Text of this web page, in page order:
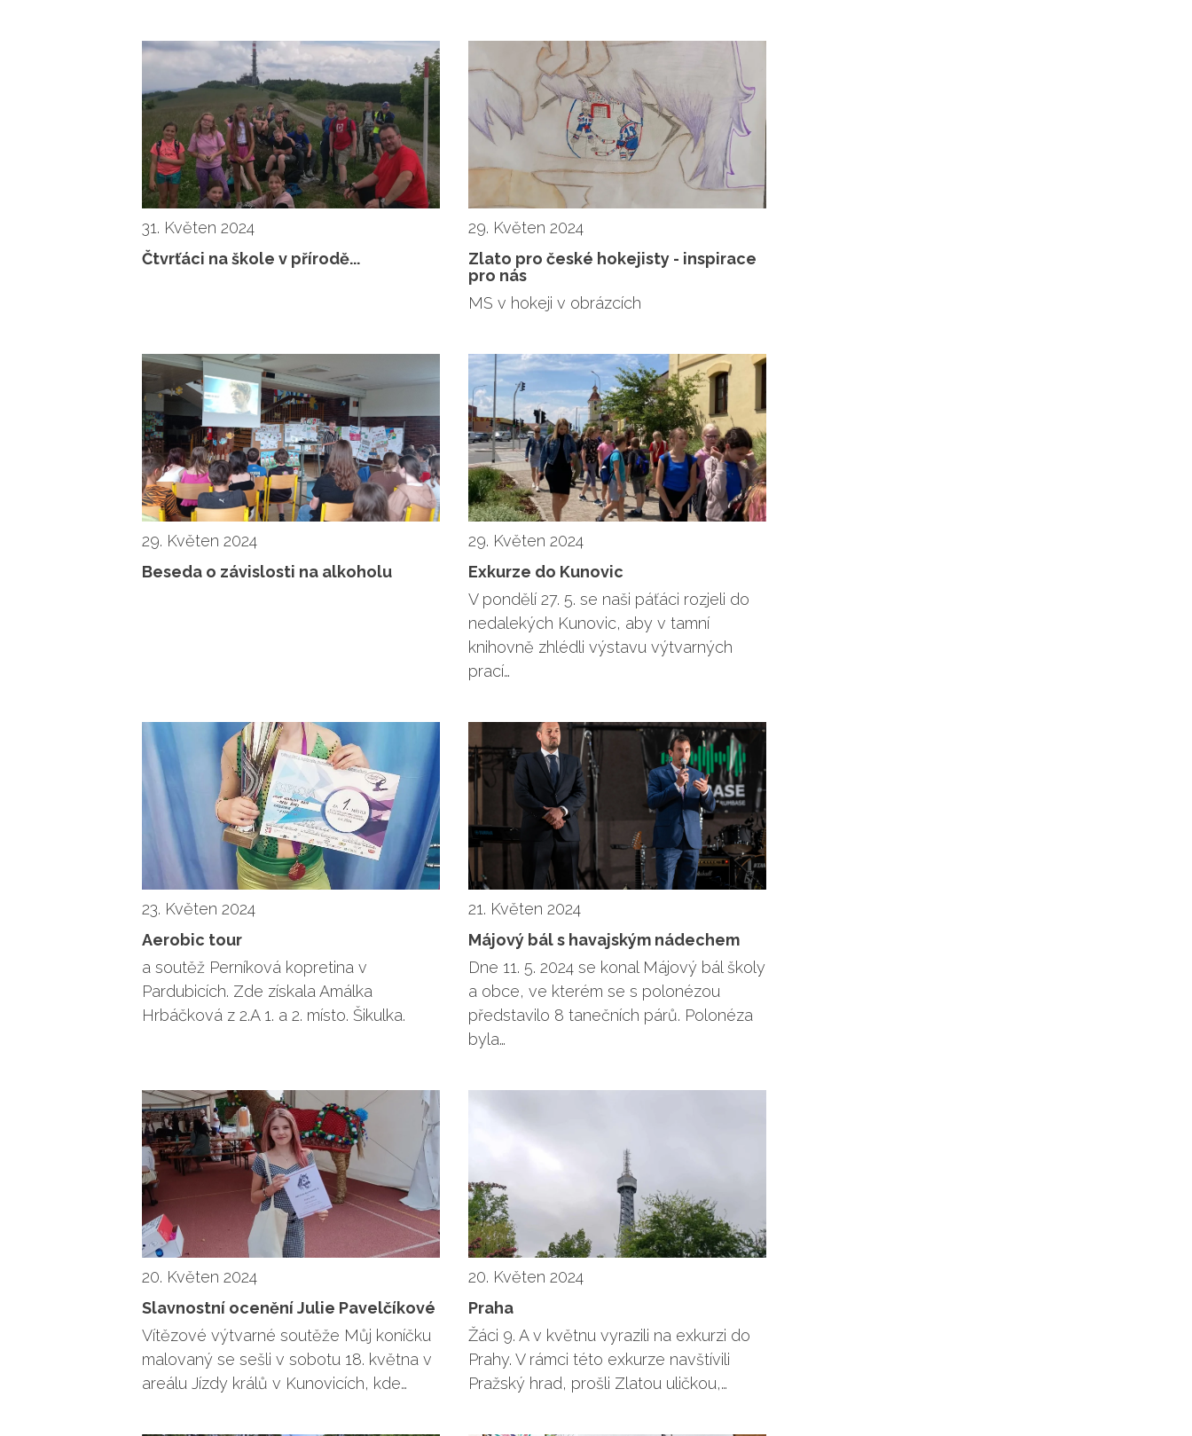
31. Květen 2024
Čtvrťáci na škole v přírodě...
29. Květen 2024
Zlato pro české hokejisty - inspirace
pro nás
MS v hokeji v obrázcích
29. Květen 2024
Beseda o závislosti na alkoholu
29. Květen 2024
Exkurze do Kunovic
V pondělí 27. 5. se naši páťáci rozjeli do
nedalekých Kunovic, aby v tamní
knihovně zhlédli výstavu výtvarných
prací…
23. Květen 2024
Aerobic tour
a soutěž Perníková kopretina v
Pardubicích. Zde získala Amálka
Hrbáčková z 2.A 1. a 2. místo. Šikulka.
21. Květen 2024
Májový bál s havajským nádechem
Dne 11. 5. 2024 se konal Májový bál školy
a obce, ve kterém se s polonézou
představilo 8 tanečních párů. Polonéza
byla…
20. Květen 2024
Slavnostní ocenění Julie Pavelčíkové
Vítězové výtvarné soutěže Můj koníčku
malovaný se sešli v sobotu 18. května v
areálu Jízdy králů v Kunovicích, kde…
20. Květen 2024
Praha
Žáci 9. A v květnu vyrazili na exkurzi do
Prahy. V rámci této exkurze navštívili
Pražský hrad, prošli Zlatou uličkou,…